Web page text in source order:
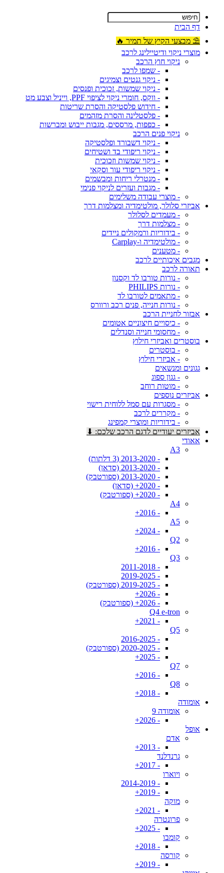
דף הבית
⛱ מבצעי הקיץ של תמיר 🔥
מוצרי ניקוי ודיטיילינג לרכב
ניקוי חוץ הרכב
- שמפו לרכב
- ניקוי גנטים וצמיגים
- ניקוי שמשות, זכוכית ופנסים
- ווקס, חומרי ניקוי לציפוי PPF, וייניל וצבע מט
- חידוש פלסטיקה והסרת שריטות
- פלסטלינה והסרת מזהמים
- כפפות, מרססים, מגבות ייבוש ומברשות
ניקוי פנים הרכב
- ניקוי דשבורד ופלסטיקה
- ניקוי ריפודי בד ושטיחים
- ניקוי שמשות וזכוכית
- ניקוי ריפודי עור וסקאי
- מנטרלי ריחות ומבשמים
- מגבות ועזרים לניקוי פנימי
- מוצרי עבודה משלימים
אביזרי סלולר, מולטימדיה ומצלמות דרך
- מעמדים לסלולר
- מצלמות דרך
- בידוריות ורמקולים ניידים
- מולטימדיה ו-Carplay
- מטענים
מגבים איכותיים לרכב
תאורה לרכב
- נורות טורבו לד וקסנון
- נורות PHILIPS
- מתאמים לטורבו לד
- נורות חנייה, פנים רכב ורוורס
אבזור לחניית הרכב
- כיסויים חיצוניים אטומים
- מחסומי חנייה וסנדלים
בוסטרים ואביזרי חילוץ
- בוסטרים
- אביזרי חילוץ
גגונים ומנשאים
- גגון ספוג
- מוטות רוחב
אביזרים נוספים
- מסגרות עם סמל ללוחית רישוי
- מקררים לרכב
- בידוריות ומוצרי קמפינג
אביזרים יעודיים לדגם הרכב שלכם: ⬇
אאודי
A3
- 2013-2020 (3 דלתות)
- 2013-2020 (סדאן)
- 2013-2020 (ספורטבק)
- 2020+ (סדאן)
- 2020+ (ספורטבק)
A4
- 2016+
A5
- 2024+
Q2
- 2016+
Q3
- 2011-2018
- 2019-2025
- 2019-2025 (ספורטבק)
- 2026+
- 2026+ (ספורטבק)
Q4 e-tron
- 2021+
Q5
- 2016-2025
- 2020-2025 (ספורטבק)
- 2025+
Q7
- 2016+
Q8
- 2018+
אומודה
אומודה 9
- 2026+
אופל
אדם
- 2013+
גרנדלנד
- 2017+
ויוארו
- 2014-2019
- 2019+
מוקה
- 2021+
פרונטרה
- 2025+
קומבו
- 2018+
קורסה
- 2019+